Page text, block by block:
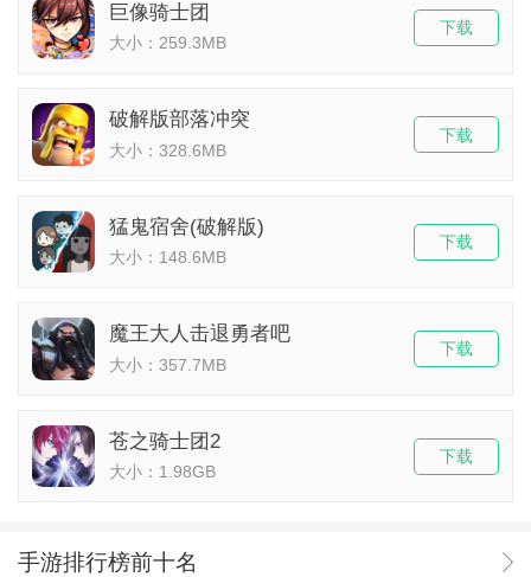
巨像骑士团
大小：259.3MB
下载
破解版部落冲突
大小：328.6MB
下载
猛鬼宿舍(破解版)
大小：148.6MB
下载
魔王大人击退勇者吧
大小：357.7MB
下载
苍之骑士团2
大小：1.98GB
下载
手游排行榜前十名